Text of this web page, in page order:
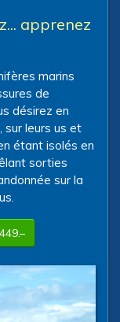
apprenez
marins
de
désirez en
sur leurs us et
étant isolés en
sorties
sur la